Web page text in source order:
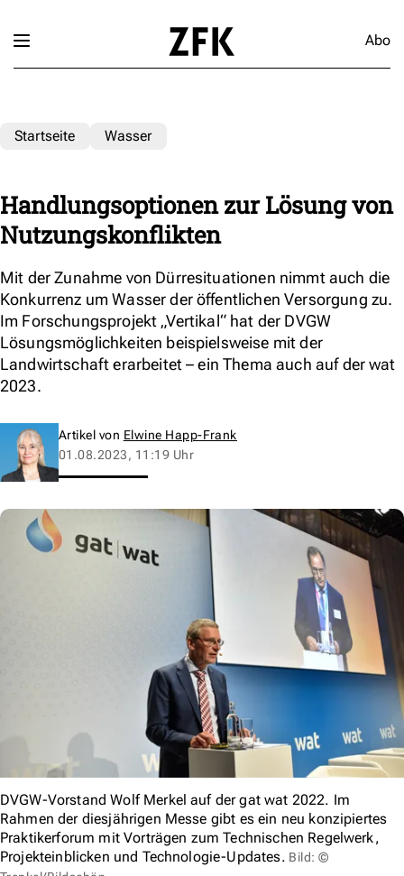
Abo
Startseite Wasser
Handlungsoptionen zur Lösung von
Nutzungskonflikten
Mit der Zunahme von Dürresituationen nimmt auch die
Konkurrenz um Wasser der öffentlichen Versorgung zu.
Im Forschungsprojekt „Vertikal“ hat der DVGW
Lösungsmöglichkeiten beispielsweise mit der
Landwirtschaft erarbeitet – ein Thema auch auf der wat
2023.
Artikel von Elwine Happ-Frank
01.08.2023, 11:19 Uhr
DVGW-Vorstand Wolf Merkel auf der gat wat 2022. Im
Rahmen der diesjährigen Messe gibt es ein neu konzipiertes
Praktikerforum mit Vorträgen zum Technischen Regelwerk,
Projekteinblicken und Technologie-Updates. Bild: ©